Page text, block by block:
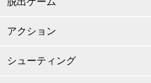
アクション
シューティング